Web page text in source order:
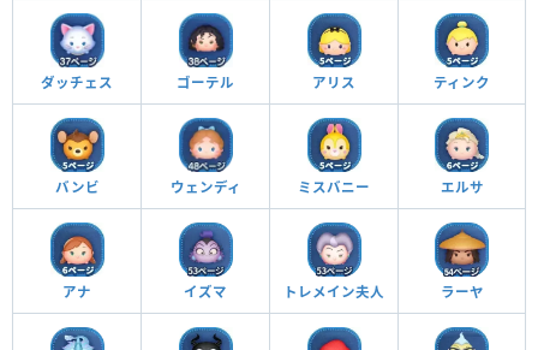
ダッチェス ゴーテル アリス ティンク
バンビ ウェンディ ミスバニー エルサ
アナ イズマ トレメイン夫人 ラーヤ